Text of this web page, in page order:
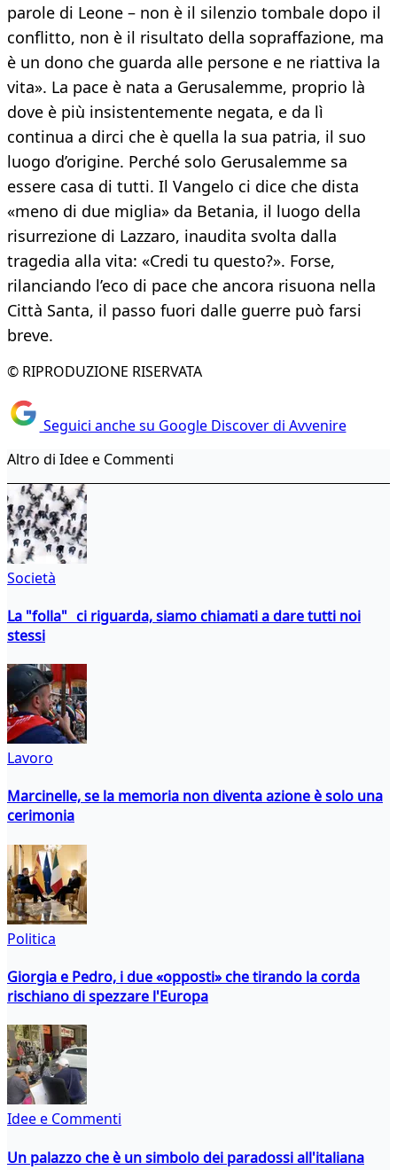
parole di Leone – non è il silenzio tombale dopo il
conflitto, non è il risultato della sopraffazione, ma
è un dono che guarda alle persone e ne riattiva la
vita». La pace è nata a Gerusalemme, proprio là
dove è più insistentemente negata, e da lì
continua a dirci che è quella la sua patria, il suo
luogo d’origine. Perché solo Gerusalemme sa
essere casa di tutti. Il Vangelo ci dice che dista
«meno di due miglia» da Betania, il luogo della
risurrezione di Lazzaro, inaudita svolta dalla
tragedia alla vita: «Credi tu questo?». Forse,
rilanciando l’eco di pace che ancora risuona nella
Città Santa, il passo fuori dalle guerre può farsi
breve.
© RIPRODUZIONE RISERVATA
Seguici anche su Google Discover di Avvenire
Altro di Idee e Commenti
Società
La "folla" ci riguarda, siamo chiamati a dare tutti noi
stessi
Lavoro
Marcinelle, se la memoria non diventa azione è solo una
cerimonia
Politica
Giorgia e Pedro, i due «opposti» che tirando la corda
rischiano di spezzare l'Europa
Idee e Commenti
Un palazzo che è un simbolo dei paradossi all'italiana